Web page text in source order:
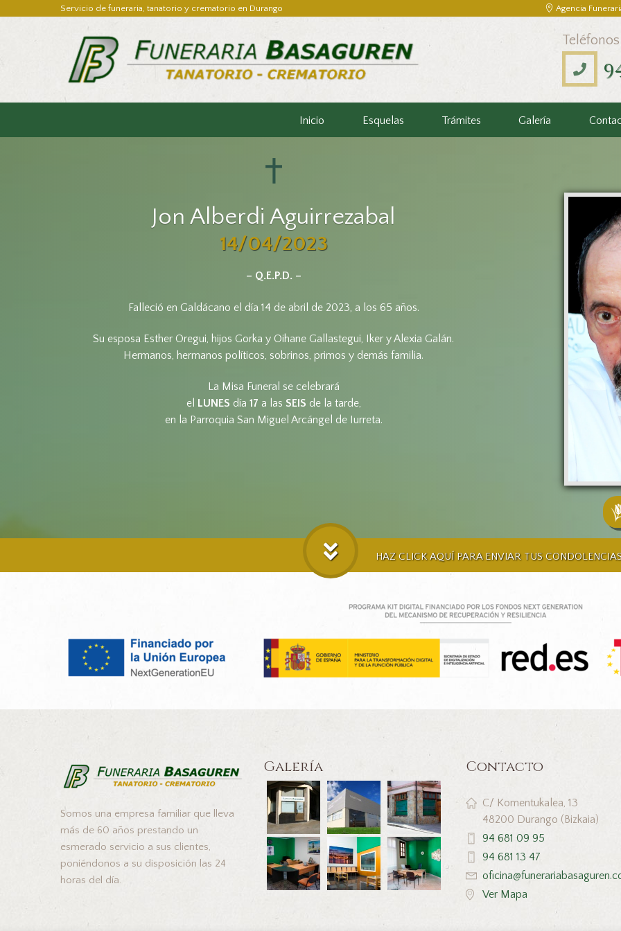
Servicio de funeraria, tanatorio y crematorio en Durango Agencia
Inicio Esquelas Trámites Galería
Jon Alberdi Aguirrezabal
14/04/2023
– Q.E.P.D. –
Falleció en Galdácano el día 14 de abril de 2023, a los 65 años.
Su esposa Esther Oregui, hijos Gorka y Oihane Gallastegui, Iker y Alexia Galán.
Hermanos, hermanos políticos, sobrinos, primos y demás familia.
La Misa Funeral se celebrará
el LUNES día 17 a las SEIS de la tarde,
en la Parroquia San Miguel Arcángel de Iurreta.
HAZ CLICK AQUÍ PARA ENVIAR TUS
Somos una empresa familiar que lleva
más de 60 años prestando un
esmerado servicio a sus clientes,
poniéndonos a su disposición las 24
horas del día.
Galería Contacto
C/ Komentukalea, 13
48200 Durango (Bizkaia)
94 681 09 95
94 681 13 47
Ver Mapa